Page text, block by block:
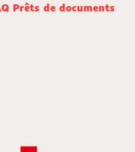
Prêts de documents